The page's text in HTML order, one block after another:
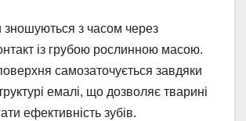
зношуються з часом через
із грубою рослинною масою.
самозаточується завдяки
емалі, що дозволяє тварині
ефективність зубів.